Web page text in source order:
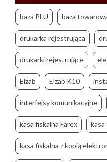
baza PLU baza
drukarka rejestrująca
drukarki rejestrujące
Elzab Elzab K10
interfejsy komunikacyjne
kasa fiskalna Farex kasa
kasa fiskalna z kopią